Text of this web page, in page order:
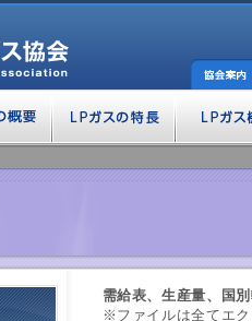
需給表、生産量、国
※ファイルは全てエ